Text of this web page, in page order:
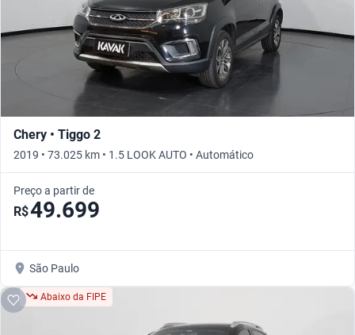
Chery • Tiggo 2
2019 • 73.025 km • 1.5 LOOK AUTO • Automático
Preço a partir de
R$49.699
São Paulo
Abaixo da FIPE